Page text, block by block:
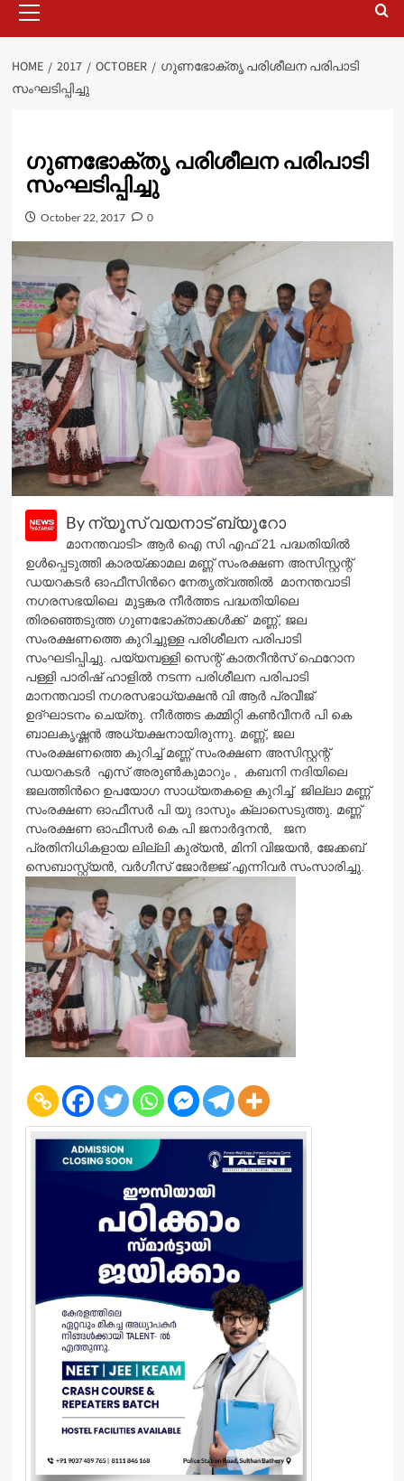
Menu
HOME 2017 OCTOBER
ഗുണഭോക്തൃ പരിശീലന പരിപാടി
സംഘടിപ്പിച്ചു
ഗുണഭോക്തൃ പരിശീലന പരിപാടി
സംഘടിപ്പിച്ചു
October 22, 2017 0
By ന്യൂസ് വയനാട് ബ്യൂറോ
മാനന്തവാടി> ആര്‍ ഐ സി എഫ് 21 പദ്ധതിയില്‍
ഉള്‍പ്പെടുത്തി കാരയ്ക്കാമല മണ്ണ് സംരക്ഷണ അസിസ്റ്റന്റ്‌
ഡയറകടര്‍ ഓഫീസിന്‍റെ നേതൃത്വത്തില്‍ മാനന്തവാടി
നഗരസഭയിലെ മുട്ടങ്കര നീര്‍ത്തട പദ്ധതിയിലെ
തിരഞ്ഞെടുത്ത ഗുണഭോക്താക്കള്‍ക്ക് മണ്ണ്, ജല
സംരക്ഷണത്തെ കുറിച്ചുള്ള പരിശീലന പരിപാടി
സംഘടിപ്പിച്ചു. പയ്യമ്പള്ളി സെന്റ്‌ കാതറീന്‍സ് ഫെറോന
പള്ളി പാരിഷ് ഹാളില്‍ നടന്ന പരിശീലന പരിപാടി
മാനന്തവാടി നഗരസഭാധ്യക്ഷന്‍ വി ആര്‍ പ്രവീജ്
ഉദ്ഘാടനം ചെയ്തു. നീര്‍ത്തട കമ്മിറ്റി കണ്‍വീനര്‍ പി കെ
ബാലകൃഷ്ണന്‍ അധ്യക്ഷനായിരുന്നു. മണ്ണ്, ജല
സംരക്ഷണത്തെ കുറിച്ച് മണ്ണ് സംരക്ഷണ അസിസ്റ്റന്റ്
ഡയറകടര്‍ എസ് അരുണ്‍കുമാറും , കബനി നദിയിലെ
ജലത്തിന്‍റെ ഉപയോഗ സാധ്യതകളെ കുറിച്ച് ജില്ലാ മണ്ണ്
സംരക്ഷണ ഓഫീസര്‍ പി യു ദാസും ക്ലാസെടുത്തു. മണ്ണ്
സംരക്ഷണ ഓഫീസര്‍ കെ പി ജനാര്‍ദ്ദനന്‍, ജന
പ്രതിനിധികളായ ലില്ലി കുര്യന്‍, മിനി വിജയന്‍, ജേക്കബ്
സെബാസ്റ്റ്യന്‍, വര്‍ഗീസ്‌ ജോര്‍ജ്ജ് എന്നിവര്‍ സംസാരിച്ചു.